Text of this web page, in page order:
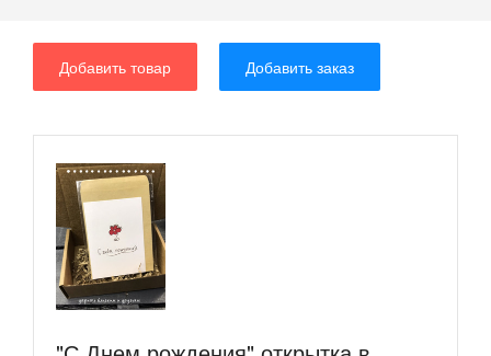
Добавить товар Добавить заказ